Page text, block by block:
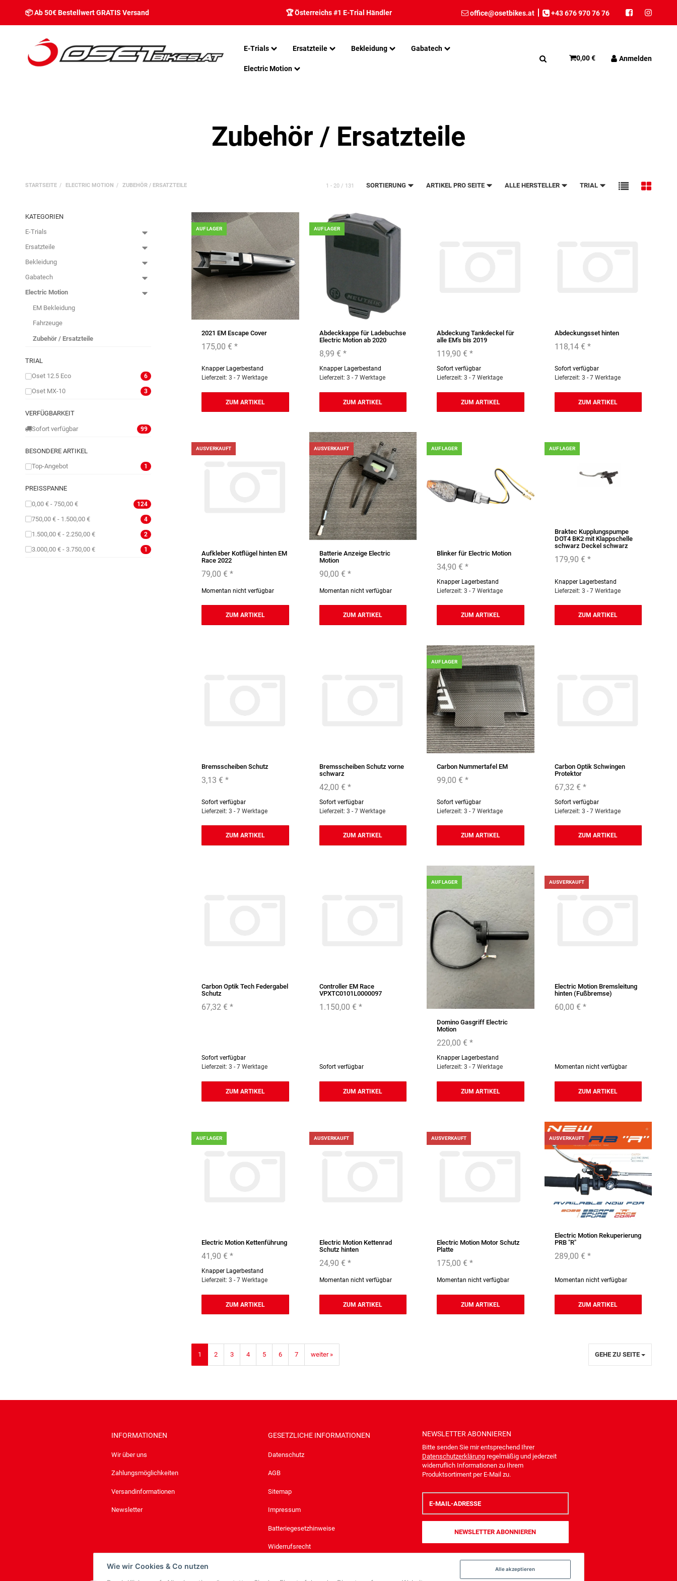
📦 Ab 50€ Bestellwert GRATIS Versand 🏆 Österreichs #1 E-Trial Händler office@osetbikes.at +43 676 970 76 76
E-Trials Ersatzteile Bekleidung Gabatech
Electric Motion
0,00 € Anmelden
Zubehör / Ersatzteile
STARTSEITE ELECTRIC MOTION ZUBEHÖR / ERSATZTEILE 1 - 20 / 131 SORTIERUNG ARTIKEL PRO SEITE ALLE HERSTELLER TRIAL
AUF LAGER
2021 EM Escape Cover
175,00 € *
Knapper Lagerbestand
Lieferzeit: 3 - 7 Werktage
ZUM ARTIKEL
AUF LAGER
Abdeckkappe für Ladebuchse
Electric Motion ab 2020
8,99 € *
Knapper Lagerbestand
Lieferzeit: 3 - 7 Werktage
ZUM ARTIKEL
Abdeckung Tankdeckel für
alle EM's bis 2019
119,90 € *
Sofort verfügbar
Lieferzeit: 3 - 7 Werktage
ZUM ARTIKEL
Abdeckungsset hinten
118,14 € *
Sofort verfügbar
Lieferzeit: 3 - 7 Werktage
ZUM ARTIKEL
AUSVERKAUFT
Aufkleber Kotflügel hinten EM
Race 2022
79,00 € *
Momentan nicht verfügbar
ZUM ARTIKEL
AUSVERKAUFT
Batterie Anzeige Electric
Motion
90,00 € *
Momentan nicht verfügbar
ZUM ARTIKEL
AUF LAGER
Blinker für Electric Motion
34,90 € *
Knapper Lagerbestand
Lieferzeit: 3 - 7 Werktage
ZUM ARTIKEL
AUF LAGER
Braktec Kupplungspumpe
DOT4 BK2 mit Klappschelle
schwarz Deckel schwarz
179,90 € *
Knapper Lagerbestand
Lieferzeit: 3 - 7 Werktage
ZUM ARTIKEL
Bremsscheiben Schutz
3,13 € *
Sofort verfügbar
Lieferzeit: 3 - 7 Werktage
ZUM ARTIKEL
Bremsscheiben Schutz vorne
schwarz
42,00 € *
Sofort verfügbar
Lieferzeit: 3 - 7 Werktage
ZUM ARTIKEL
AUF LAGER
Carbon Nummertafel EM
99,00 € *
Sofort verfügbar
Lieferzeit: 3 - 7 Werktage
ZUM ARTIKEL
Carbon Optik Schwingen
Protektor
67,32 € *
Sofort verfügbar
Lieferzeit: 3 - 7 Werktage
ZUM ARTIKEL
Carbon Optik Tech Federgabel
Schutz
67,32 € *
Sofort verfügbar
Lieferzeit: 3 - 7 Werktage
ZUM ARTIKEL
Controller EM Race
VPXTC0101L0000097
1.150,00 € *
Sofort verfügbar
ZUM ARTIKEL
AUF LAGER
Domino Gasgriff Electric
Motion
220,00 € *
Knapper Lagerbestand
Lieferzeit: 3 - 7 Werktage
ZUM ARTIKEL
AUSVERKAUFT
Electric Motion Bremsleitung
hinten (Fußbremse)
60,00 € *
Momentan nicht verfügbar
ZUM ARTIKEL
AUF LAGER
Electric Motion Kettenführung
41,90 € *
Knapper Lagerbestand
Lieferzeit: 3 - 7 Werktage
ZUM ARTIKEL
AUSVERKAUFT
Electric Motion Kettenrad
Schutz hinten
24,90 € *
Momentan nicht verfügbar
ZUM ARTIKEL
AUSVERKAUFT
Electric Motion Motor Schutz
Platte
175,00 € *
Momentan nicht verfügbar
ZUM ARTIKEL
AUSVERKAUFT
Electric Motion Rekuperierung
PRB "R"
289,00 € *
Momentan nicht verfügbar
ZUM ARTIKEL
1 2 3 4 5 6 7 weiter » GEHE ZU SEITE
KATEGORIEN
E-Trials
Ersatzteile
Bekleidung
Gabatech
Electric Motion
EM Bekleidung
Fahrzeuge
Zubehör / Ersatzteile
TRIAL
Oset 12.5 Eco 6
Oset MX-10 3
VERFÜGBARKEIT
Sofort verfügbar 99
BESONDERE ARTIKEL
Top-Angebot 1
PREISSPANNE
0,00 € - 750,00 € 124
750,00 € - 1.500,00 € 4
1.500,00 € - 2.250,00 € 2
3.000,00 € - 3.750,00 € 1
INFORMATIONEN
Wir über uns
Zahlungsmöglichkeiten
Versandinformationen
Newsletter
GESETZLICHE INFORMATIONEN
Datenschutz
AGB
Sitemap
Impressum
Batteriegesetzhinweise
Widerrufsrecht
NEWSLETTER ABONNIEREN
Bitte senden Sie mir entsprechend Ihrer
Datenschutzerklärungregelmäßig und jederzeit
widerruflich Informationen zu Ihrem
Produktsortiment per E-Mail zu.
E-
Mail-
NEWSLETTER ABONNIEREN
Wie wir Cookies & Co nutzen Alle akzeptieren